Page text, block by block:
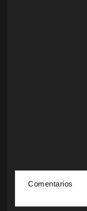
Comentarios